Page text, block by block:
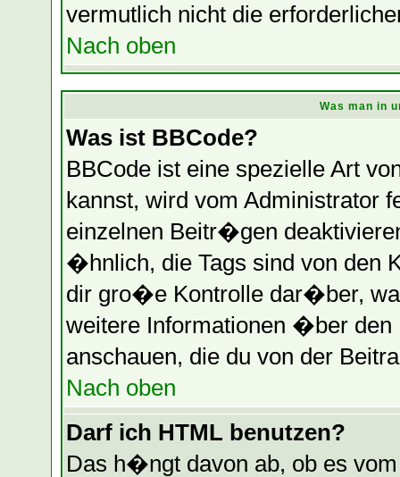
vermutlich nicht die
Nach oben
Was man in
Was ist BBCode?
BBCode ist eine spezielle Art
kannst, wird vom Administrator
einzelnen Beitr�gen
�hnlich, die Tags sind von den
dir gro�e Kontrolle dar�ber,
weitere Informationen �ber den
anschauen, die du von der
Nach oben
Darf ich HTML benutzen?
Das h�ngt davon ab, ob es